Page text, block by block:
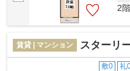
2
賃貸 | マンション スターリ
敷0 礼